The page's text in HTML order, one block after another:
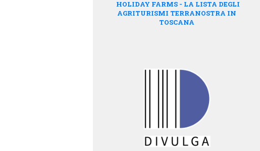
HOLIDAY FARMS - LA LISTA DEGLI
AGRITURISMI TERRANOSTRA IN
TOSCANA